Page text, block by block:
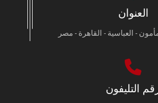
العنوان
- العباسية - القاهرة - مصر
التليفون